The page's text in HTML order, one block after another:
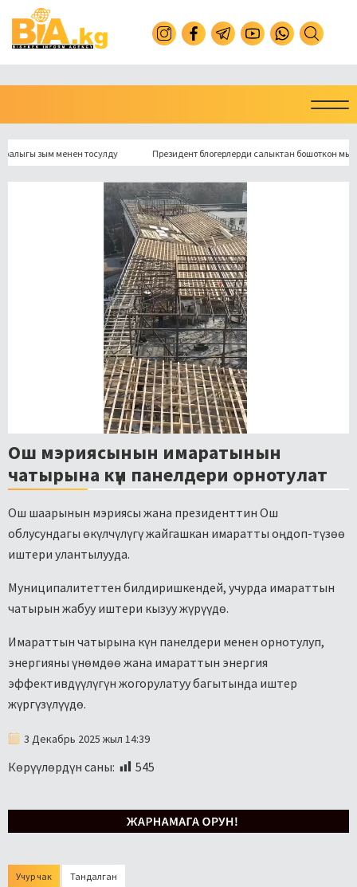
зым менен тосулду Президент блогерлерди салыктан бошоткон
Ош мэриясынын имаратынын
чатырына күн панелдери орнотулат
Ош шаарынын мэриясы жана президенттин Ош
облусундагы өкүлчүлүгү жайгашкан имаратты оңдоп-түзөө
иштери улантылууда.
Муниципалитеттен билдиришкендей, учурда имараттын
чатырын жабуу иштери кызуу жүрүүдө.
Имараттын чатырына күн панелдери менен орнотулуп,
энергияны үнөмдөө жана имараттын энергия
эффективдүүлүгүн жогорулатуу багытында иштер
жүргүзүлүүдө.
3 Декабрь 2025 жыл 14:39
Көрүүлөрдүн саны: 545
Учур чак Тандалган